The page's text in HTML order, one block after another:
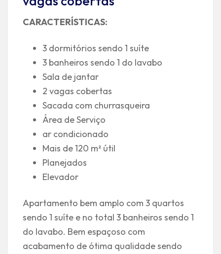
CARACTERÍSTICAS:
3 dormitórios sendo 1 suíte
3 banheiros sendo 1 do lavabo
Sala de jantar
2 vagas cobertas
Sacada com churrasqueira
Área de Serviço
ar condicionado
Mais de 120 m² útil
Planejados
Elevador
Apartamento bem amplo com 3 quartos
sendo 1 suíte e no total 3 banheiros sendo 1
do lavabo. Bem espaçoso com
acabamento de ótima qualidade sendo